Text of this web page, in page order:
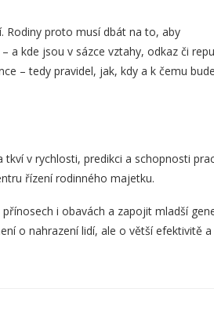
Rodiny proto musí dbát na to, aby
a kde jsou v sázce vztahy, odkaz či
– tedy pravidel, jak, kdy a k čemu
v rychlosti, predikci a schopnosti
řízení rodinného majetku.
i obavách a zapojit mladší
o nahrazení lidí, ale o větší efektivitě a